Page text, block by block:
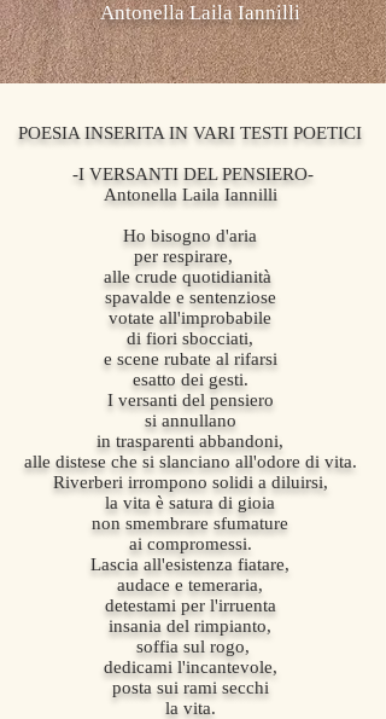
Antonella Laila Iannilli
POESIA INSERITA IN VARI TESTI POETICI
-I VERSANTI DEL PENSIERO-
Antonella Laila Iannilli
Ho bisogno d'aria
per respirare,
alle crude quotidianità
spavalde e sentenziose
votate all'improbabile
di fiori sbocciati,
e scene rubate al rifarsi
esatto dei gesti.
I versanti del pensiero
si annullano
in trasparenti abbandoni,
alle distese che si slanciano all'odore di vita.
Riverberi irrompono solidi a diluirsi,
la vita è satura di gioia
non smembrare sfumature
ai compromessi.
Lascia all'esistenza fiatare,
audace e temeraria,
detestami per l'irruenta
insania del rimpianto,
soffia sul rogo,
dedicami l'incantevole,
posta sui rami secchi
la vita.